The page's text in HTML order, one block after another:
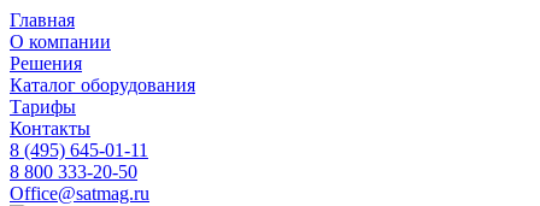
Главная
О компании
Решения
Каталог оборудования
Тарифы
Контакты
8 (495) 645-01-11
8 800 333-20-50
Office@satmag.ru